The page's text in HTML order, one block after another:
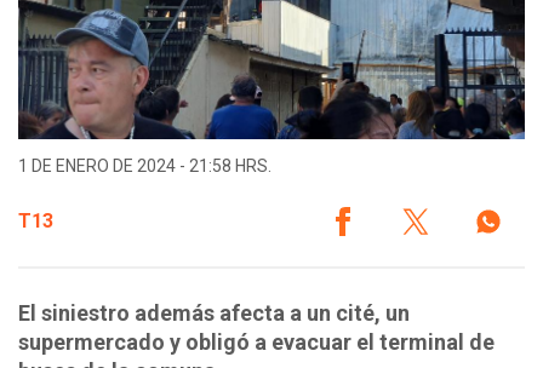
1 DE ENERO DE 2024 - 21:58 HRS.
T13
El siniestro además afecta a un cité, un
supermercado y obligó a evacuar el terminal de